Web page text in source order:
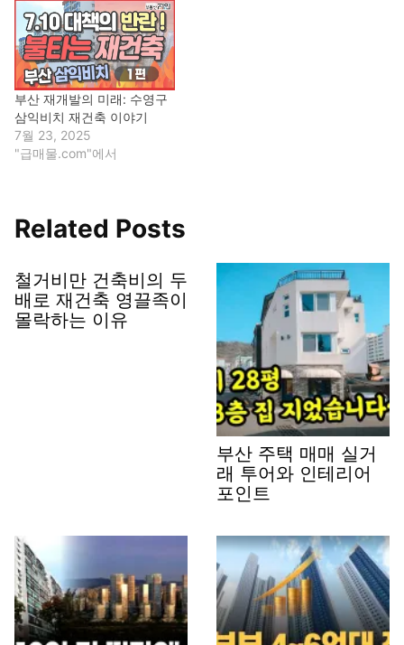
부산 재개발의 미래: 수영구
삼익비치 재건축 이야기
7월 23, 2025
"급매물.com"에서
Related Posts
철거비만 건축비의 두
배로 재건축 영끌족이
몰락하는 이유
부산 주택 매매 실거
래 투어와 인테리어
포인트